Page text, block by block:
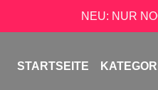
NEU: NUR
STARTSEITE